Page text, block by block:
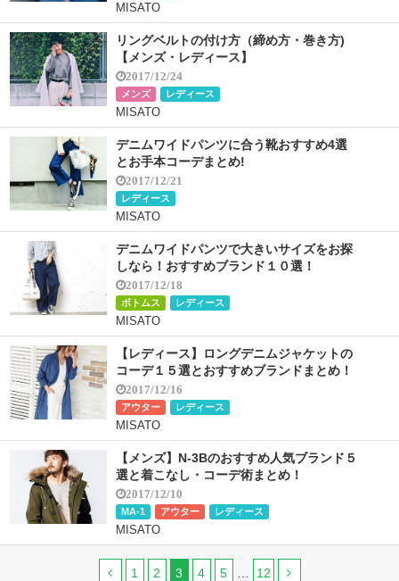
MISATO
リングベルトの付け方（締め方・巻き方)
【メンズ・レディース】
2017/12/24
メンズ レディース
MISATO
デニムワイドパンツに合う靴おすすめ4選
とお手本コーデまとめ!
2017/12/21
レディース
MISATO
デニムワイドパンツで大きいサイズをお探
しなら！おすすめブランド１０選！
2017/12/18
ボトムス レディース
MISATO
【レディース】ロングデニムジャケットの
コーデ１５選とおすすめブランドまとめ！
2017/12/16
アウター レディース
MISATO
【メンズ】N-3Bのおすすめ人気ブランド５
選と着こなし・コーデ術まとめ！
2017/12/10
MA-1 アウター レディース
MISATO
1 2 3 4 5 12